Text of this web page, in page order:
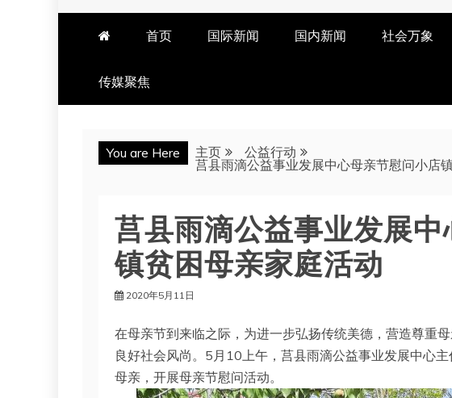
首页 国际新闻 国内新闻 社会万象
传媒聚焦
You are Here 主页
公益行动
莒县雨滴公益事业发展中心母亲节慰问小店
莒县雨滴公益事业发展
镇贫困母亲家庭活动
2020年5月11日
在母亲节到来临之际，为进一步弘扬传统美德，营造尊重
良好社会风尚。5月10上午，莒县雨滴公益事业发展中心
母亲，开展母亲节慰问活动。